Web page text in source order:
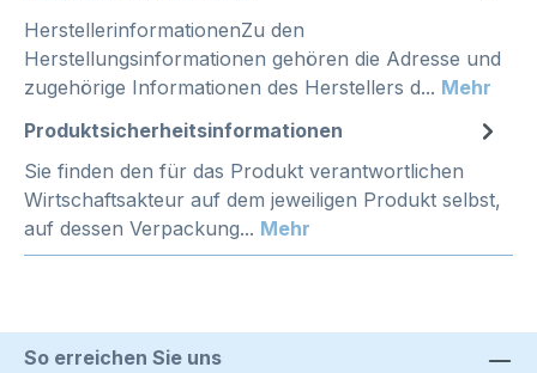
HerstellerinformationenZu den
Herstellungsinformationen gehören die Adresse und
zugehörige Informationen des Herstellers d... Mehr
Produktsicherheitsinformationen
Sie finden den für das Produkt verantwortlichen
Wirtschaftsakteur auf dem jeweiligen Produkt selbst,
auf dessen Verpackung... Mehr
So erreichen Sie uns